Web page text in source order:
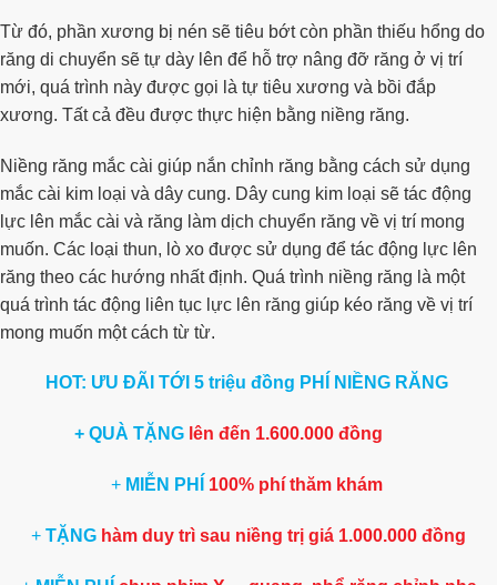
Từ đó, phần xương bị nén sẽ tiêu bớt còn phần thiếu hổng do
răng di chuyển sẽ tự dày lên để hỗ trợ nâng đỡ răng ở vị trí
mới, quá trình này được gọi là tự tiêu xương và bồi đắp
xương. Tất cả đều được thực hiện bằng niềng răng.
Niềng răng mắc cài giúp nắn chỉnh răng bằng cách sử dụng
mắc cài kim loại và dây cung. Dây cung kim loại sẽ tác động
lực lên mắc cài và răng làm dịch chuyển răng về vị trí mong
muốn. Các loại thun, lò xo được sử dụng để tác động lực lên
răng theo các hướng nhất định. Quá trình niềng răng là một
quá trình tác động liên tục lực lên răng giúp kéo răng về vị trí
mong muốn một cách từ từ.
HOT: ƯU ĐÃI TỚI 5 triệu đồng PHÍ NIỀNG RĂNG
+ QUÀ TẶNG lên đến 1.600.000 đồng
+MIỄN PHÍ 100% phí thăm khám
+ TẶNG hàm duy trì sau niềng trị giá 1.000.000 đồng